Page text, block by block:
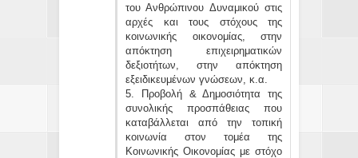
του Ανθρώπινου Δυναμικού στις
αρχές και τους στόχους της
κοινωνικής οικονομίας, στην
απόκτηση επιχειρηματικών
δεξιοτήτων, στην απόκτηση
εξειδικευμένων γνώσεων, κ.α.
5. Προβολή & Δημοσιότητα της
συνολικής προσπάθειας που
καταβάλλεται από την τοπική
κοινωνία στον τομέα της
Κοινωνικής Οικονομίας με στόχο